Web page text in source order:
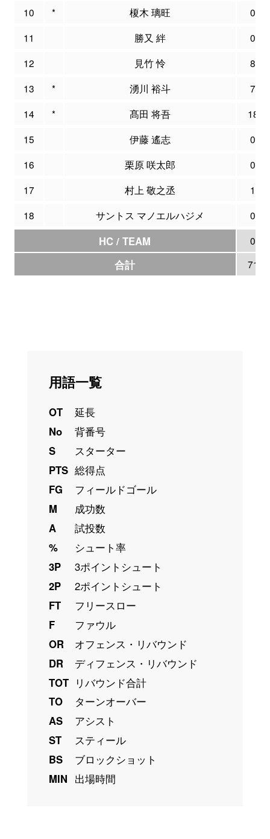
10 * 榎木 璃旺
0
11
勝又 絆
0
12
見竹 怜
8
13
* 湧川 裕斗
7
14
* 髙田 将吾
18
15
伊藤 遙志
0
16
栗原 咲太郎
0
17
村上 敬之丞
1
18
サントス マノエルハジメ 0
HC / TEAM 0
合計 71
用語一覧
OT
延長
No
背番号
S
スターター
PTS 総得点
FG
フィールドゴール
M
成功数
A
試投数
%
シュート率
3P
3ポイントシュート
2P
2ポイントシュート
FT
フリースロー
F
ファウル
OR
オフェンス・リバウンド
DR
ディフェンス・リバウンド
TOT リバウンド合計
TO
ターンオーバー
AS
アシスト
ST
スティール
BS
ブロックショット
MIN 出場時間